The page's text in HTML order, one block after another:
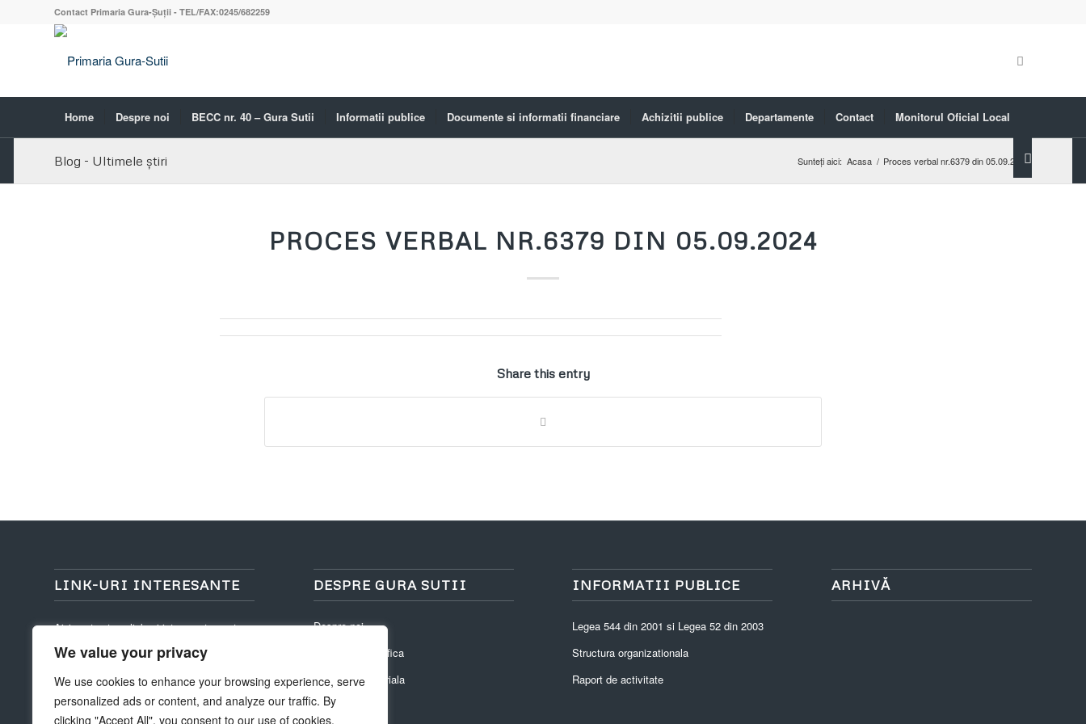
We value your privacy
We use cookies to enhance your browsing experience, serve
personalized ads or content, and analyze our traffic. By
clicking "Accept All", you consent to our use of cookies.
Contact Primaria Gura-Șuții - TEL/FAX:0245/682259
Home Despre noi BECC nr. 40 – Gura Sutii Informatii publice Documente si informatii financiare Achizitii publice Departamente Contact Monitorul Oficial Local
Blog - Ultimele știri Sunteți aici: Acasa / Proces verbal nr.6379 din 05.09.2024
PROCES VERBAL NR.6379 DIN 05.09.2024
Share this entry
LINK-URI INTERESANTE
Aici sunt cateva link-uri interesante pentru
DESPRE GURA SUTII
Despre noi
Asezare geografica
Structura Teritoriala
INFORMATII PUBLICE
Legea 544 din 2001 si Legea 52 din 2003
Structura organizationala
Raport de activitate
ARHIVĂ